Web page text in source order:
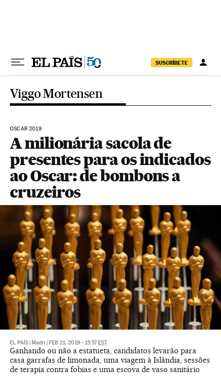
SUSCRÍBETE
Viggo Mortensen
OSCAR 2019
A milionária sacola de
presentes para os indicados
ao Oscar: de bombons a
cruzeiros
EL PAÍS Madri FEB 21, 2019 - 15:57 EST
Ganhando ou não a estatueta, candidatos levarão para
casa garrafas de limonada, uma viagem à Islândia, sessões
de terapia contra fobias e uma escova de vaso sanitário